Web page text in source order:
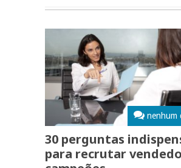
nenhum
30 perguntas
para recrutar